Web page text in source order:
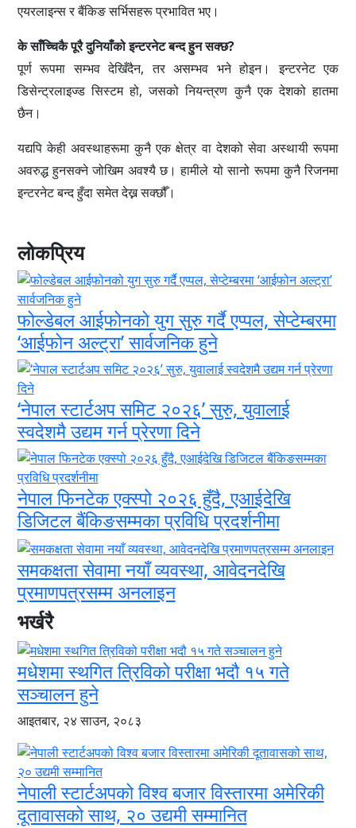
एयरलाइन्स र बैंकिङ सर्भिसहरू प्रभावित भए।
के साँच्चिकै पूरै दुनियाँको इन्टरनेट बन्द हुन सक्छ?
पूर्ण रूपमा सम्भव देखिँदैन, तर असम्भव भने होइन। इन्टरनेट एक
डिसेन्ट्रलाइज्ड सिस्टम हो, जसको नियन्त्रण कुनै एक देशको हातमा
छैन।
यद्यपि केही अवस्थाहरूमा कुनै एक क्षेत्र वा देशको सेवा अस्थायी रूपमा
अवरुद्ध हुनसक्ने जोखिम अवश्यै छ। हामीले यो सानो रूपमा कुनै रिजनमा
इन्टरनेट बन्द हुँदा समेत देख्न सक्छौँ।
लोकप्रिय
फोल्डेबल आईफोनको युग सुरु गर्दै एप्पल, सेप्टेम्बरमा
‘आईफोन अल्ट्रा’ सार्वजनिक हुने
‘नेपाल स्टार्टअप समिट २०२६’ सुरु, युवालाई
स्वदेशमै उद्यम गर्न प्रेरणा दिने
नेपाल फिनटेक एक्स्पो २०२६ हुँदै, एआईदेखि
डिजिटल बैंकिङसम्मका प्रविधि प्रदर्शनीमा
समकक्षता सेवामा नयाँ व्यवस्था, आवेदनदेखि
प्रमाणपत्रसम्म अनलाइन
भर्खरै
मधेशमा स्थगित त्रिविको परीक्षा भदौ १५ गते
सञ्चालन हुने
आइतबार, २४ साउन, २०८३
नेपाली स्टार्टअपको विश्व बजार विस्तारमा अमेरिकी
दूतावासको साथ, २० उद्यमी सम्मानित